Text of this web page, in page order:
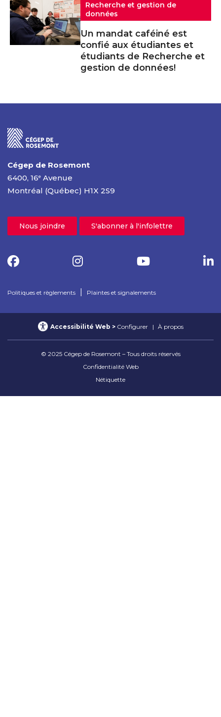
Recherche et gestion de
données
Un mandat caféiné est
confié aux étudiantes et
étudiants de Recherche et
gestion de données!
Cégep de Rosemont
6400, 16e Avenue
Montréal (Québec) H1X 2S9
Nous joindre S'abonner à l'infolettre
Politiques et règlements Plaintes et signalements
© 2025 Cégep de Rosemont – Tous droits réservés
Confidentialité Web
Nétiquette
Accessibilité Web Configurer À propos